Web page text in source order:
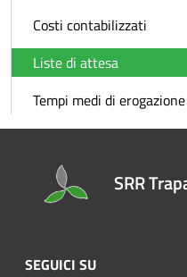
Costi contabilizzati
Liste di attesa
Tempi medi di
SRR
SEGUICI SU